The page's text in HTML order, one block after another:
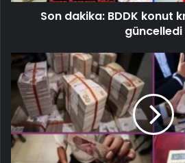
Son dakika: BDDK konut
güncelledi